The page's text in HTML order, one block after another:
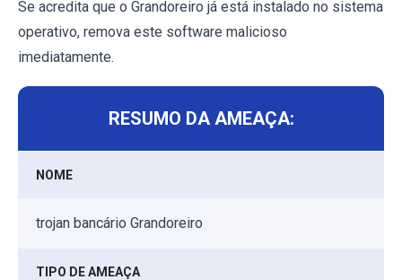
Se acredita que o Grandoreiro já está instalado no sistema
operativo, remova este software malicioso
imediatamente.
RESUMO DA AMEAÇA:
NOME
trojan bancário Grandoreiro
TIPO DE AMEAÇA